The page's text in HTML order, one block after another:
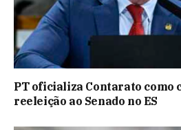
PT oficializa Contarato como
reeleição ao Senado no ES